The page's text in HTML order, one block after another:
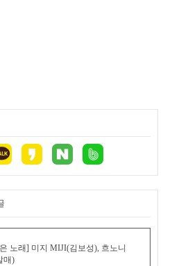
노래] 미지 MIJI(김보성), 흐노니
매)